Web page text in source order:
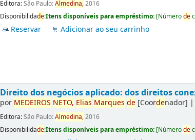
Editora:São Paulo:Almedina,2016
Disponibilidade:Itens disponíveis para empréstimo: [Númerode
Reservar Adicionar ao seu carrinho
Direito dos negócios aplicado: dos direitos
por MEDEIROS NETO, Elias Marques de [Coordenador]
Editora:São Paulo:Almedina,2016
Disponibilidade:Itens disponíveis para empréstimo: [Númerode